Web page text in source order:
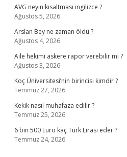
AVG neyin kısaltması ingilizce ?
Ağustos 5, 2026
Arslan Bey ne zaman öldü ?
Ağustos 4, 2026
Aile hekimi askere rapor verebilir mi ?
Ağustos 3, 2026
Koç Üniversitesi’nin birincisi kimdir ?
Temmuz 27, 2026
Kekik nasıl muhafaza edilir ?
Temmuz 25, 2026
6 bin 500 Euro kaç Türk Lirası eder ?
Temmuz 24, 2026